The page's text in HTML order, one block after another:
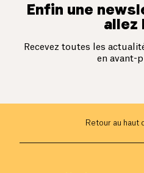
Enfin une
allez
Recevez toutes les
en avant-
Retour au haut